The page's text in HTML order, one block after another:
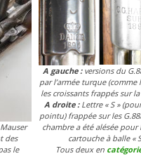
des
le
A gauche : versions du
par l’armée turque (comme
les croissants frappés sur
A droite : Lettre « S »
pointu) frappée sur les
chambre a été alésée pour
cartouche à balle «
Tous deux en